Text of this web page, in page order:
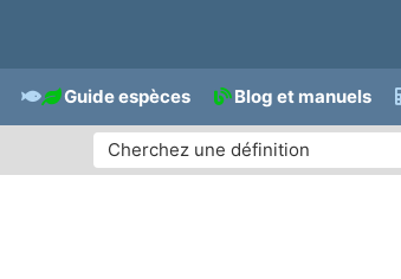
Guide espèces Blog et manuels